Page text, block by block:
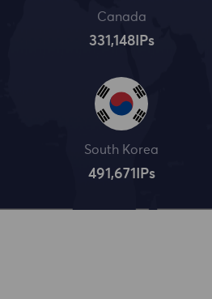
Canada
331,148IPs
South Korea
491,672 IPs